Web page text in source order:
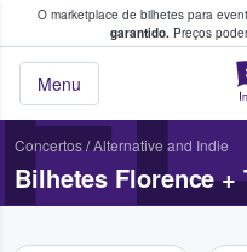
O marketplace de bilhetes para
garantido.Preços
Menu
fãs compram e
Concertos/Alternative and Indie
Bilhetes Florence +